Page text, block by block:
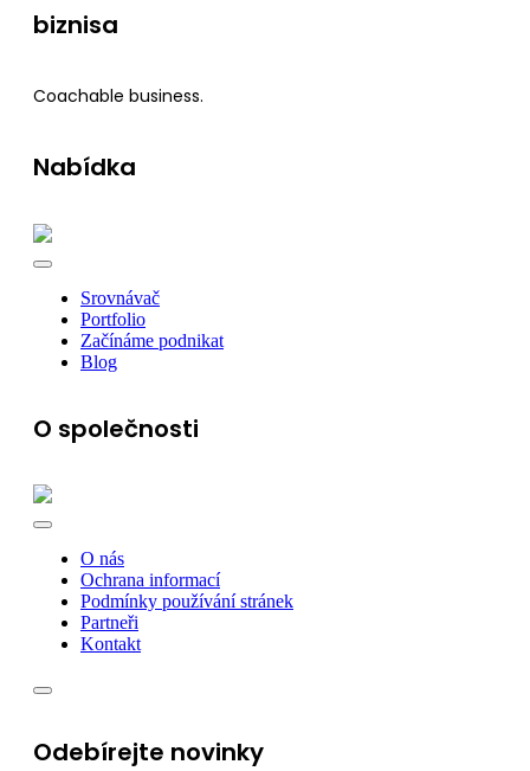
biznisa
Coachable business.
Nabídka
Srovnávač
Portfolio
Začínáme podnikat
Blog
O společnosti
O nás
Ochrana informací
Podmínky používání stránek
Partneři
Kontakt
Odebírejte novinky